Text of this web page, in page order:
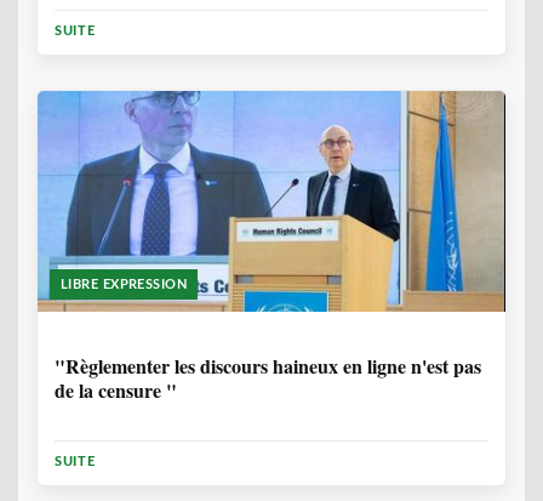
SUITE
LIBRE EXPRESSION
"Règlementer les discours haineux en ligne n'est pas
de la censure "
SUITE